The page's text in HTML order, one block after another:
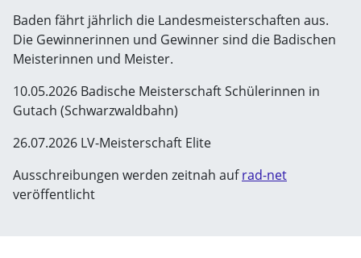
Baden fährt jährlich die Landesmeisterschaften aus.
Die Gewinnerinnen und Gewinner sind die Badischen
Meisterinnen und Meister.
10.05.2026 Badische Meisterschaft Schülerinnen in
Gutach (Schwarzwaldbahn)
26.07.2026 LV-Meisterschaft Elite
Ausschreibungen werden zeitnah aufrad-net
veröffentlicht